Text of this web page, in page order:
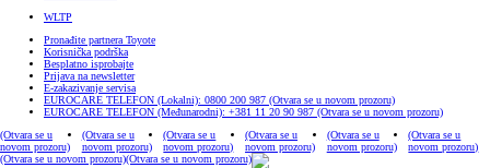
WLTP
Pronađite partnera Toyote
Korisnička podrška
Besplatno isprobajte
Prijava na newsletter
E-zakazivanje servisa
EUROCARE TELEFON (Lokalni): 0800 200 987 (Otvara se u novom prozoru)
EUROCARE TELEFON (Međunarodni): +381 11 20 90 987 (Otvara se u novom prozoru)
(Otvara se u
novom prozoru)
(Otvara se u
novom prozoru)
(Otvara se u
novom prozoru)
(Otvara se u
novom prozoru)
(Otvara se u
novom prozoru)
(Otvara se u
novom prozoru)
(Otvara se u novom prozoru)(Otvara se u novom prozoru)